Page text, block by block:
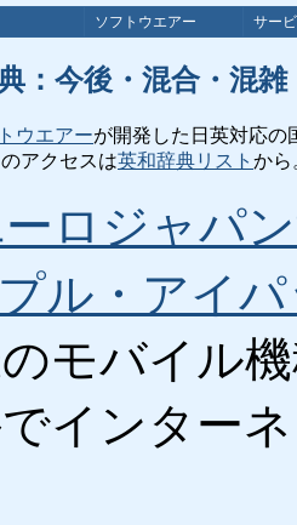
ソフトウエアー サー
：今後・混合・混
ウエアーが開発した日英対応の
アクセスは英和辞典リスト から
ロジャパ
ル・アイ
モバイル
インター